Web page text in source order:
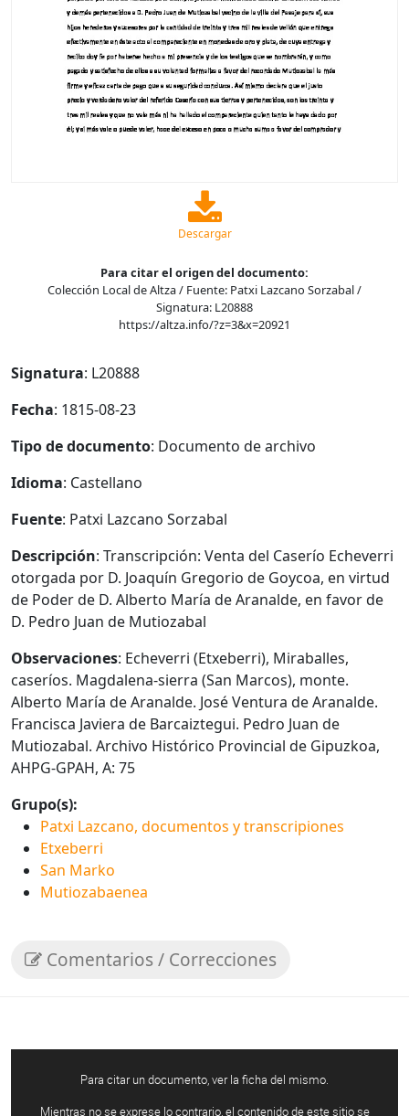
Descargar
Para citar el origen del documento:
Colección Local de Altza / Fuente: Patxi Lazcano Sorzabal /
Signatura: L20888
https://altza.info/?z=3&x=20921
Signatura: L20888
Fecha: 1815-08-23
Tipo de documento: Documento de archivo
Idioma: Castellano
Fuente: Patxi Lazcano Sorzabal
Descripción: Transcripción: Venta del Caserío Echeverri
otorgada por D. Joaquín Gregorio de Goycoa, en virtud
de Poder de D. Alberto María de Aranalde, en favor de
D. Pedro Juan de Mutiozabal
Observaciones: Echeverri (Etxeberri), Miraballes,
caseríos. Magdalena-sierra (San Marcos), monte.
Alberto María de Aranalde. José Ventura de Aranalde.
Francisca Javiera de Barcaiztegui. Pedro Juan de
Mutiozabal. Archivo Histórico Provincial de Gipuzkoa,
AHPG-GPAH, A: 75
Grupo(s):
Patxi Lazcano, documentos y transcripiones
Etxeberri
San Marko
Mutiozabaenea
Comentarios / Correcciones
Para citar un documento, ver la ficha del mismo.
Mientras no se exprese lo contrario, el contenido de este sitio se